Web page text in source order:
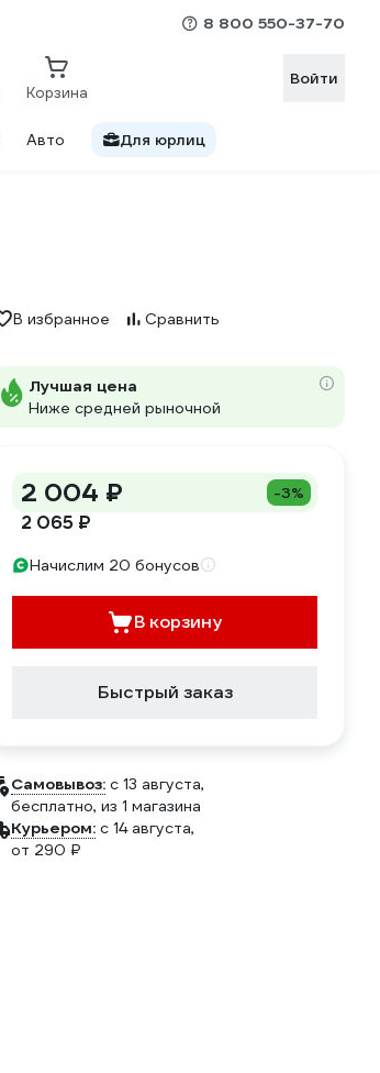
8 800 550-37-70
Корзина
Войти
Авто Для юрлиц
В избранное Сравнить
Лучшая цена
Ниже средней рыночной
2 004 ₽ -3%
2 065 ₽
Начислим 20 бонусов
В корзину
Быстрый заказ
Самовывоз: c 13 августа,
бесплатно, из 1 магазина
Курьером: c 14 августа,
от 290 ₽